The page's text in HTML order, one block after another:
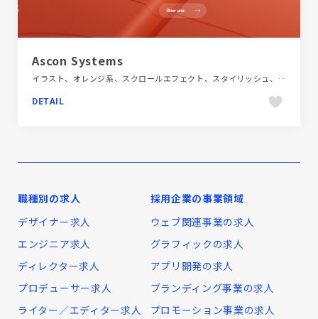
Ascon Systems
イラスト、オレンジ系、スクロールエフェクト、スタイリッシュ、ダイナミック、テクノロジー・サイエンス、ブランド・サービスサイト、モーション多め、多言語対応、海外サイト
DETAIL
職種別の求人
デザイナー求人
エンジニア求人
ディレクター求人
プロデューサー求人
ライター／エディター求人
採用企業の事業領域
ウェブ関連事業の求人
グラフィックの求人
アプリ開発の求人
ブランディング事業の求人
プロモーション事業の求人